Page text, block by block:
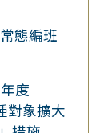
態編班
度
對象擴大